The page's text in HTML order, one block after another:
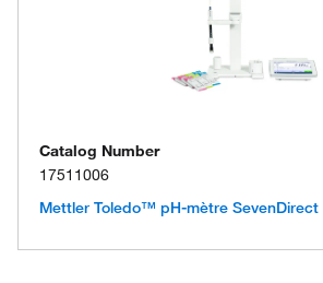
Catalog Number
17511006
Mettler Toledo™ pH-mètre SevenDirect